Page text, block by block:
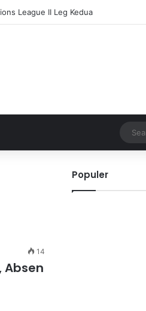
League II Leg Kedua
14
Absen
Populer